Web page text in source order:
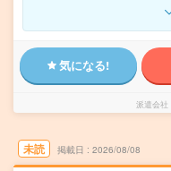
気になる!
派遣会社
未読 掲載日 2026/08/08